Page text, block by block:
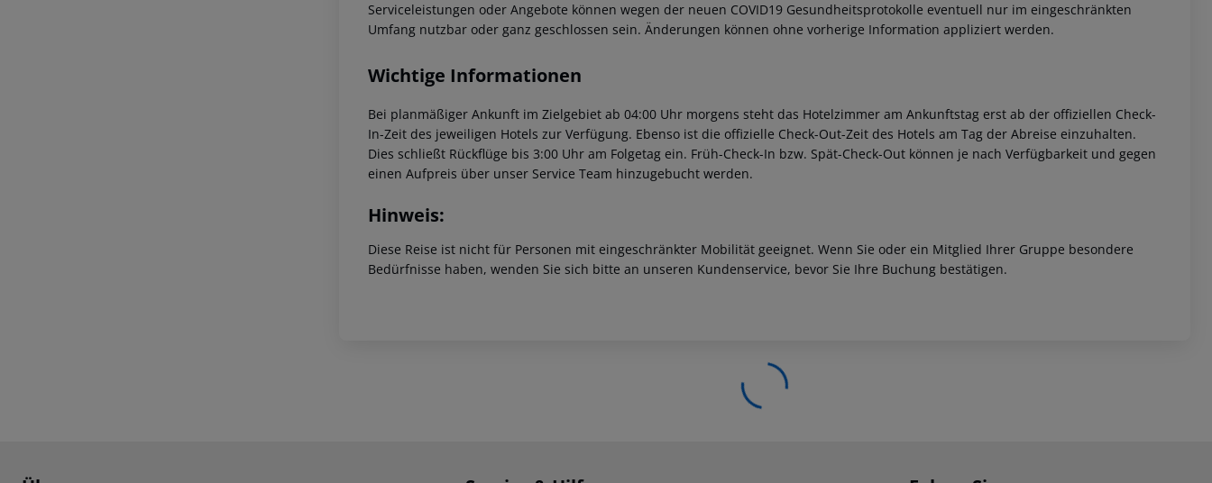
Serviceleistungen oder Angebote können wegen der neuen COVID19 Gesundheitsprotokolle eventuell nur im eingeschränkten
Umfang nutzbar oder ganz geschlossen sein. Änderungen können ohne vorherige Information appliziert werden.
Wichtige Informationen
Bei planmäßiger Ankunft im Zielgebiet ab 04:00 Uhr morgens steht das Hotelzimmer am Ankunftstag erst ab der offiziellen Check-
In-Zeit des jeweiligen Hotels zur Verfügung. Ebenso ist die offizielle Check-Out-Zeit des Hotels am Tag der Abreise einzuhalten.
Dies schließt Rückflüge bis 3:00 Uhr am Folgetag ein. Früh-Check-In bzw. Spät-Check-Out können je nach Verfügbarkeit und gegen
einen Aufpreis über unser Service Team hinzugebucht werden.
Hinweis:
Diese Reise ist nicht für Personen mit eingeschränkter Mobilität geeignet. Wenn Sie oder ein Mitglied Ihrer Gruppe besondere
Bedürfnisse haben, wenden Sie sich bitte an unseren Kundenservice, bevor Sie Ihre Buchung bestätigen.